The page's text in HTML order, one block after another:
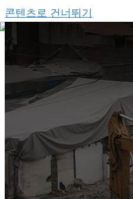
콘텐츠로 건너뛰기
회사소개
메뉴 토글
주요업무
중고철자재 / 중고판넬
메뉴 토글